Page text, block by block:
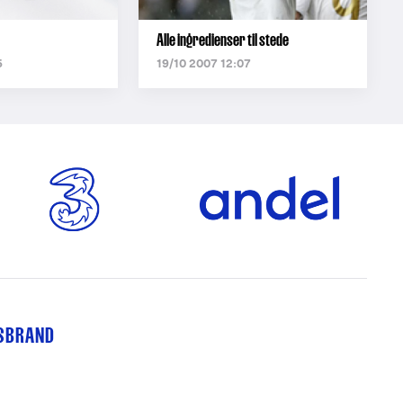
Alle ingredienser til stede
19/10 2007 12:07